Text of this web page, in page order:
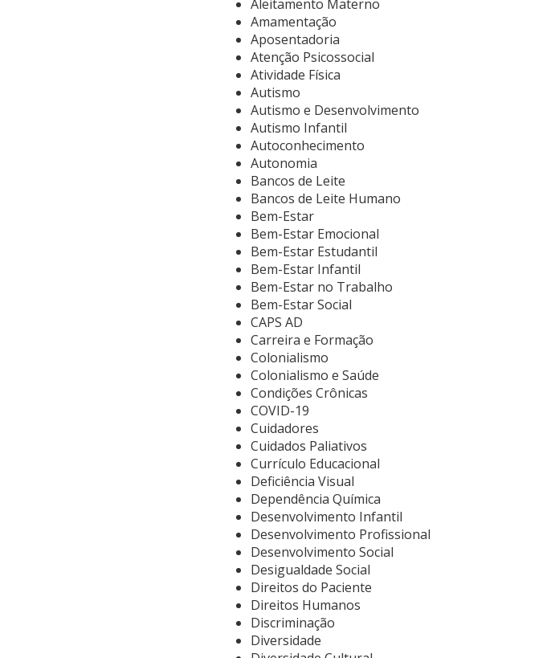
Aleitamento Materno
Amamentação
Aposentadoria
Atenção Psicossocial
Atividade Física
Autismo
Autismo e Desenvolvimento
Autismo Infantil
Autoconhecimento
Autonomia
Bancos de Leite
Bancos de Leite Humano
Bem-Estar
Bem-Estar Emocional
Bem-Estar Estudantil
Bem-Estar Infantil
Bem-Estar no Trabalho
Bem-Estar Social
CAPS AD
Carreira e Formação
Colonialismo
Colonialismo e Saúde
Condições Crônicas
COVID-19
Cuidadores
Cuidados Paliativos
Currículo Educacional
Deficiência Visual
Dependência Química
Desenvolvimento Infantil
Desenvolvimento Profissional
Desenvolvimento Social
Desigualdade Social
Direitos do Paciente
Direitos Humanos
Discriminação
Diversidade